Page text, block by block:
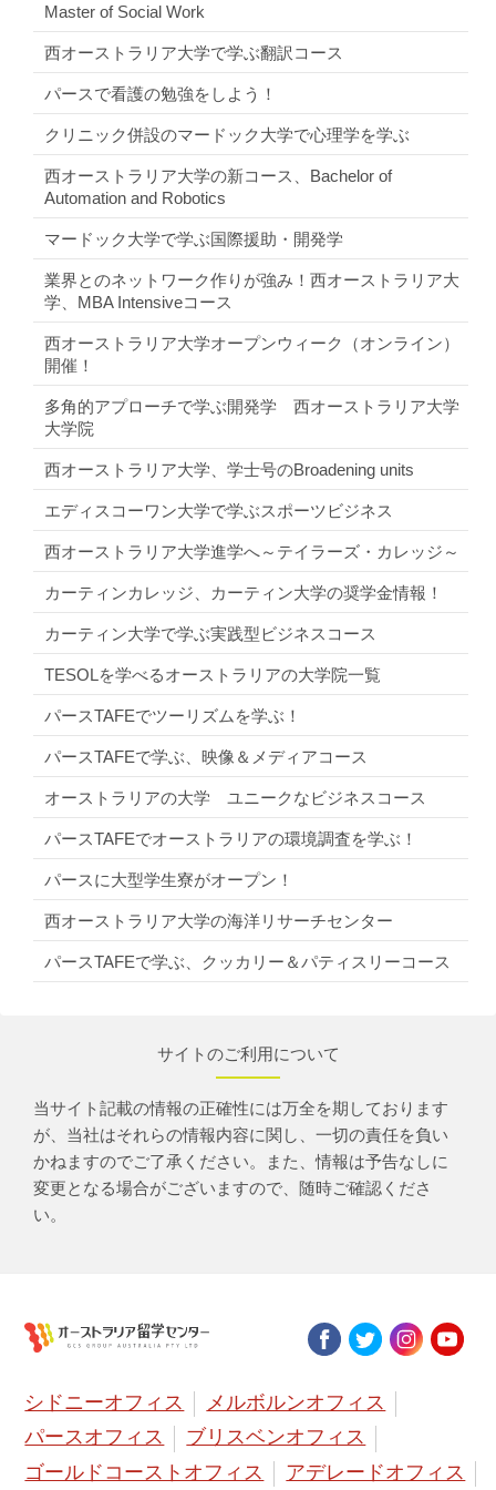
Master of Social Work
西オーストラリア大学で学ぶ翻訳コース
パースで看護の勉強をしよう！
クリニック併設のマードック大学で心理学を学ぶ
西オーストラリア大学の新コース、Bachelor of
Automation and Robotics
マードック大学で学ぶ国際援助・開発学
業界とのネットワーク作りが強み！西オーストラリア大
学、MBA Intensiveコース
西オーストラリア大学オープンウィーク（オンライン）
開催！
多角的アプローチで学ぶ開発学 西オーストラリア大学
大学院
西オーストラリア大学、学士号のBroadening units
エディスコーワン大学で学ぶスポーツビジネス
西オーストラリア大学進学へ～テイラーズ・カレッジ～
カーティンカレッジ、カーティン大学の奨学金情報！
カーティン大学で学ぶ実践型ビジネスコース
TESOLを学べるオーストラリアの大学院一覧
パースTAFEでツーリズムを学ぶ！
パースTAFEで学ぶ、映像＆メディアコース
オーストラリアの大学 ユニークなビジネスコース
パースTAFEでオーストラリアの環境調査を学ぶ！
パースに大型学生寮がオープン！
西オーストラリア大学の海洋リサーチセンター
パースTAFEで学ぶ、クッカリー＆パティスリーコース
サイトのご利用について
当サイト記載の情報の正確性には万全を期しております
が、当社はそれらの情報内容に関し、一切の責任を負い
かねますのでご了承ください。また、情報は予告なしに
変更となる場合がございますので、随時ご確認くださ
い。
シドニーオフィス
メルボルンオフィス
パースオフィス
ブリスベンオフィス
ゴールドコーストオフィス
アデレードオフィス